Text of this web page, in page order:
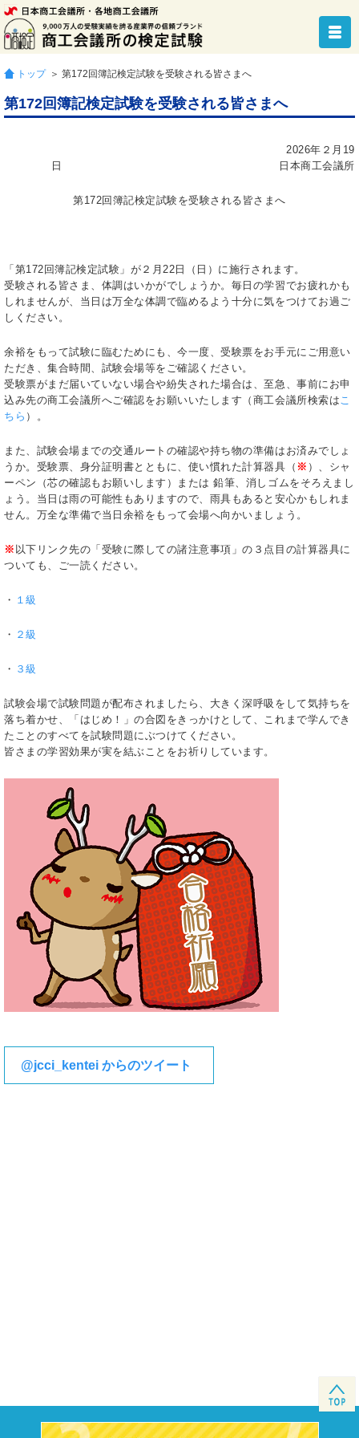
トップ ＞ 第172回簿記検定試験を受験される皆さまへ
第172回簿記検定試験を受験される皆さまへ
2026年２月19
日 日本商工会議所
第172回簿記検定試験を受験される皆さまへ
「第172回簿記検定試験」が２月22日（日）に施行されます。
受験される皆さま、体調はいかがでしょうか。毎日の学習でお疲れかも
しれませんが、当日は万全な体調で臨めるよう十分に気をつけてお過ご
しください。
余裕をもって試験に臨むためにも、今一度、受験票をお手元にご用意い
ただき、集合時間、試験会場等をご確認ください。
受験票がまだ届いていない場合や紛失された場合は、至急、事前にお申
込み先の商工会議所へご確認をお願いいたします（商工会議所検索はこ
ちら ）。
また、試験会場までの交通ルートの確認や持ち物の準備はお済みでしょ
うか。受験票、身分証明書とともに、使い慣れた計算器具（ ※ ）、シャ
ーペン（芯の確認もお願いします）または 鉛筆、消しゴムをそろえまし
ょう。当日は雨の可能性もありますので、雨具もあると安心かもしれま
せん。万全な準備で当日余裕をもって会場へ向かいましょう。
※ 以下リンク先の「受験に際しての諸注意事項」の３点目の計算器具に
ついても、ご一読ください。
・ １級
・ ２級
・ ３級
試験会場で試験問題が配布されましたら、大きく深呼吸をして気持ちを
落ち着かせ、「はじめ！」の合図をきっかけとして、これまで学んでき
たことのすべてを試験問題にぶつけてください。
皆さまの学習効果が実を結ぶことをお祈りしています。
@jcci_kentei からのツイート